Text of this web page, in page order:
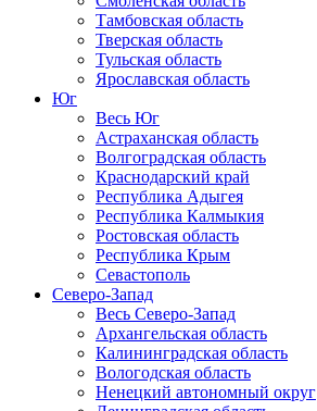
Тамбовская область
Тверская область
Тульская область
Ярославская область
Юг
Весь Юг
Астраханская область
Волгоградская область
Краснодарский край
Республика Адыгея
Республика Калмыкия
Ростовская область
Республика Крым
Севастополь
Северо-Запад
Весь Северо-Запад
Архангельская область
Калининградская область
Вологодская область
Ненецкий автономный округ